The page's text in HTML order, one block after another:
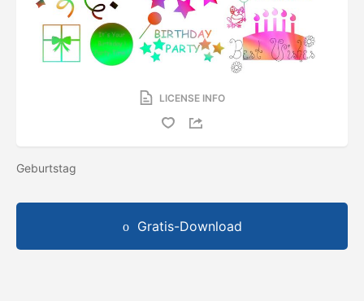
LICENSE INFO
Geburtstag
Gratis-Download